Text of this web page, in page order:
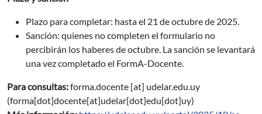
Plazo para completar: hasta el 21 de octubre de 2025.
Sanción: quienes no completen el formulario no
percibirán los haberes de octubre. La sanción se levantará
una vez completado el FormA-Docente.
Para consultas:forma.docente [at] udelar.edu.uy
(forma[dot]docente[at]udelar[dot]edu[dot]uy)